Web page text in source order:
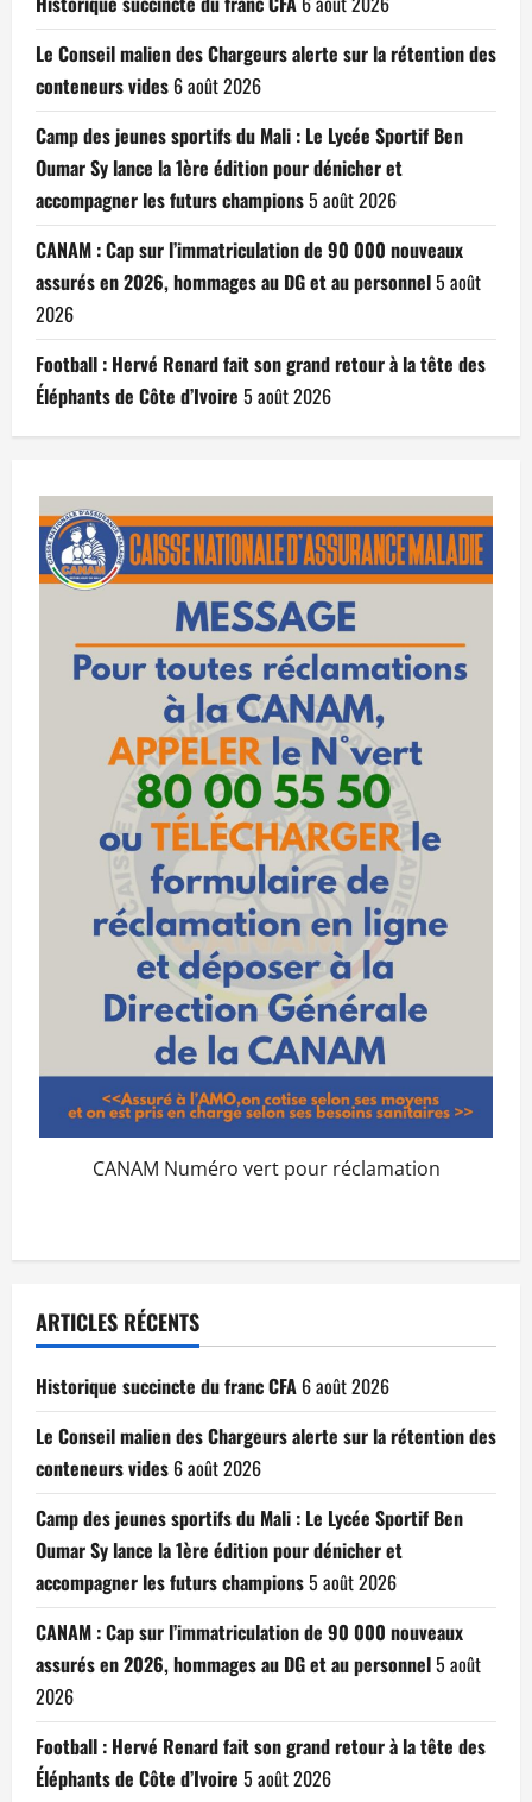
Le Conseil malien des Chargeurs alerte sur la rétention des
conteneurs vides 6 août 2026
Camp des jeunes sportifs du Mali : Le Lycée Sportif Ben
Oumar Sy lance la 1ère édition pour dénicher et
accompagner les futurs champions5 août 2026
CANAM : Cap sur l’immatriculation de 90 000 nouveaux
assurés en 2026, hommages au DG et au personnel5 août
2026
Football : Hervé Renard fait son grand retour à la tête des
Éléphants de Côte d’Ivoire 5 août 2026
CANAM Numéro vert pour réclamation
ARTICLES RÉCENTS
Historique succincte du franc CFA 6 août 2026
Le Conseil malien des Chargeurs alerte sur la rétention des
conteneurs vides 6 août 2026
Camp des jeunes sportifs du Mali : Le Lycée Sportif Ben
Oumar Sy lance la 1ère édition pour dénicher et
accompagner les futurs champions5 août 2026
CANAM : Cap sur l’immatriculation de 90 000 nouveaux
assurés en 2026, hommages au DG et au personnel5 août
2026
Football : Hervé Renard fait son grand retour à la tête des
Éléphants de Côte d’Ivoire 5 août 2026